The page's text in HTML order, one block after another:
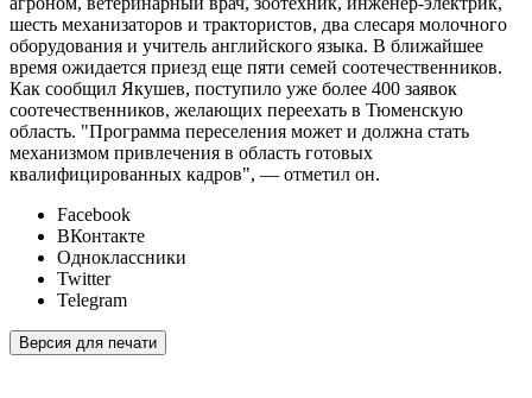
шесть механизаторов и трактористов, два слесаря молочного
оборудования и учитель английского языка. В ближайшее
время ожидается приезд еще пяти семей соотечественников.
Как сообщил Якушев, поступило уже более 400 заявок
соотечественников, желающих переехать в Тюменскую
область. "Программа переселения может и должна стать
механизмом привлечения в область готовых
квалифицированных кадров", — отметил он.
Facebook
ВКонтакте
Одноклассники
Twitter
Telegram
Версия для печати